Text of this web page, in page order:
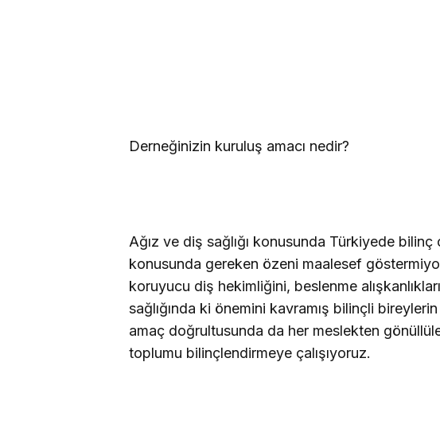
Derneğinizin kuruluş amacı nedir?
Ağız ve diş sağlığı konusunda Türkiyede
konusunda gereken özeni maalesef
koruyucu diş hekimliğini, beslenme
sağlığında ki önemini kavramış bilinçli bireylerin
amaç doğrultusunda da her meslekten
toplumu bilinçlendirmeye çalışıyoruz.